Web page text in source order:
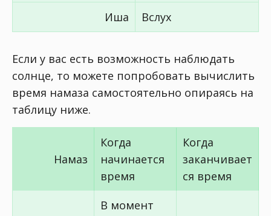
Иша Вслух
Если у вас есть возможность наблюдать
солнце, то можете попробовать вычислить
время намаза самостоятельно опираясь на
таблицу ниже.
Намаз
Когда
начинается
время
Когда
заканчивает
ся время
В момент